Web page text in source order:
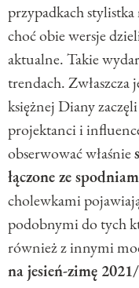
przypadkach
choć obie wersje
aktualne. Takie
trendach. Zwłaszcza
księżnej Diany
projektanci i
obserwować właśnie
łączone ze
cholewkami
podobnymi do tych
również z innymi
na jesień-zimę